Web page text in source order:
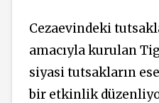
Cezaevindeki
amacıyla kurulan
siyasi tutsakların
bir etkinlik